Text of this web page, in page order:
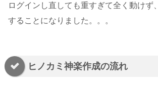
ログインし直しても重すぎて全く動けず、
することになりました。。。
ヒノカミ神楽作成の流れ